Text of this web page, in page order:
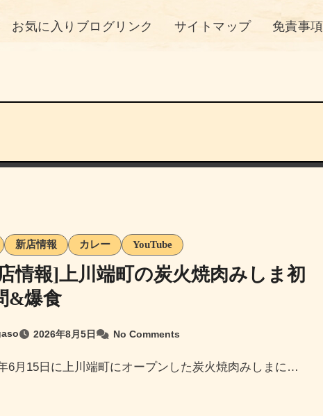
お気に入りブログリンク サイトマップ 免責事項
新店情報 カレー YouTube
情報]上川端町の炭火焼肉みしま初
&爆食
2026年8月5日 No Comments
年6月15日に上川端町にオープンした炭火焼肉みしまに…